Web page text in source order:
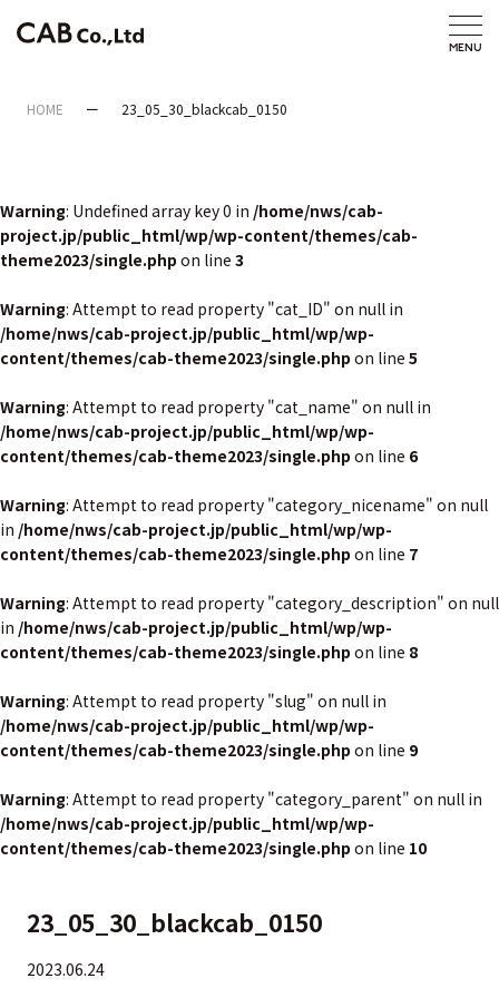
HOME 23_05_30_blackcab_0150
Warning: Undefined array key 0 in /home/nws/cab-
project.jp/public_html/wp/wp-content/themes/cab-
theme2023/single.php on line 3
Warning: Attempt to read property "cat_ID" on null in
/home/nws/cab-project.jp/public_html/wp/wp-
content/themes/cab-theme2023/single.php on line 5
Warning: Attempt to read property "cat_name" on null in
/home/nws/cab-project.jp/public_html/wp/wp-
content/themes/cab-theme2023/single.php on line 6
Warning: Attempt to read property "category_nicename" on null
in /home/nws/cab-project.jp/public_html/wp/wp-
content/themes/cab-theme2023/single.php on line 7
Warning: Attempt to read property "category_description" on null
in /home/nws/cab-project.jp/public_html/wp/wp-
content/themes/cab-theme2023/single.php on line 8
Warning: Attempt to read property "slug" on null in
/home/nws/cab-project.jp/public_html/wp/wp-
content/themes/cab-theme2023/single.php on line 9
Warning: Attempt to read property "category_parent" on null in
/home/nws/cab-project.jp/public_html/wp/wp-
content/themes/cab-theme2023/single.php on line 10
23_05_30_blackcab_0150
2023.06.24